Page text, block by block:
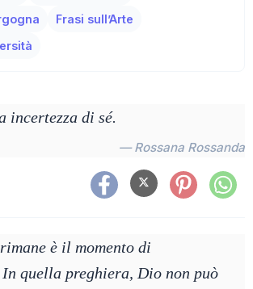
Frasi sull’Arte
incertezza di sé.
— Rossana Rossanda
è il momento di
quella preghiera, Dio non può